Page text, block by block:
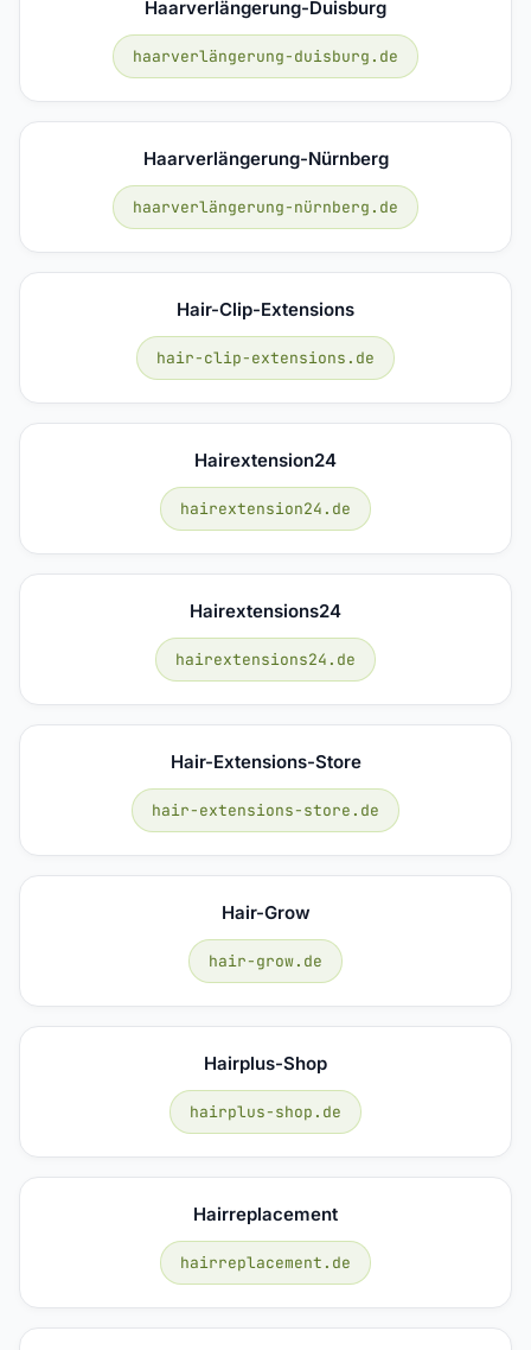
Haarverlängerung-Duisburg
haarverlängerung-duisburg.de
Haarverlängerung-Nürnberg
haarverlängerung-nürnberg.de
Hair-Clip-Extensions
hair-clip-extensions.de
Hairextension24
hairextension24.de
Hairextensions24
hairextensions24.de
Hair-Extensions-Store
hair-extensions-store.de
Hair-Grow
hair-grow.de
Hairplus-Shop
hairplus-shop.de
Hairreplacement
hairreplacement.de